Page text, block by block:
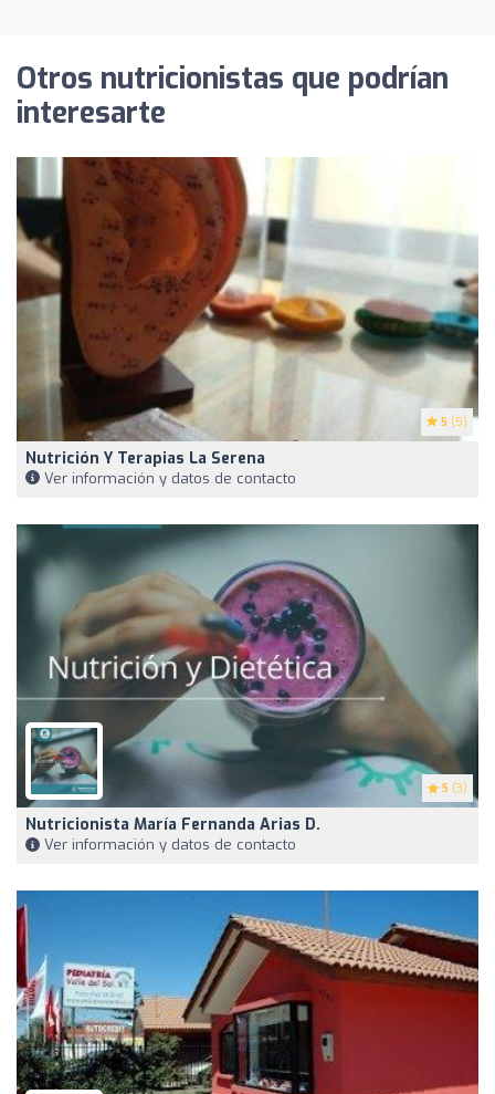
Otros nutricionistas que podrían
interesarte
5 (5)
Nutrición Y Terapias La Serena
Ver información y datos de contacto
5 (3)
Nutricionista María Fernanda Arias D.
Ver información y datos de contacto